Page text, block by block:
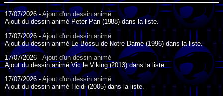
17/07/2026 - Ajout d'un dessin animé
Ajout du dessin animé Peter Pan (1988) dans la liste.
17/07/2026 - Ajout d'un dessin animé
Ajout du dessin animé Le Bossu de Notre-Dame (1996) dans la liste.
17/07/2026 - Ajout d'un dessin animé
Ajout du dessin animé Vic le Viking (2013) dans la liste.
17/07/2026 -Ajout d'un dessin animé
Ajout du dessin animé Heidi (2005) dans la liste.